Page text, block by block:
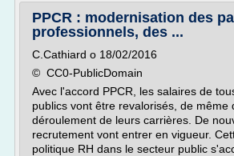
PPCR : modernisation des
professionnels, des ...
C.Cathiard o 18/02/2016
© CC0-PublicDomain
Avec l'accord PPCR, les salaires de
publics vont être revalorisés, de même
déroulement de leurs carrières. De
recrutement vont entrer en vigueur.
politique RH dans le secteur public